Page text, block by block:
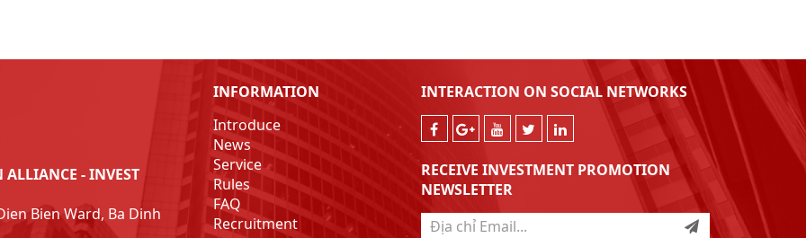
- INVEST
Bien Ward, Ba Dinh
INFORMATION
Introduce
News
Service
Rules
FAQ
Recruitment
INTERACTION ON SOCIAL NETWORKS
RECEIVE INVESTMENT PROMOTION
NEWSLETTER